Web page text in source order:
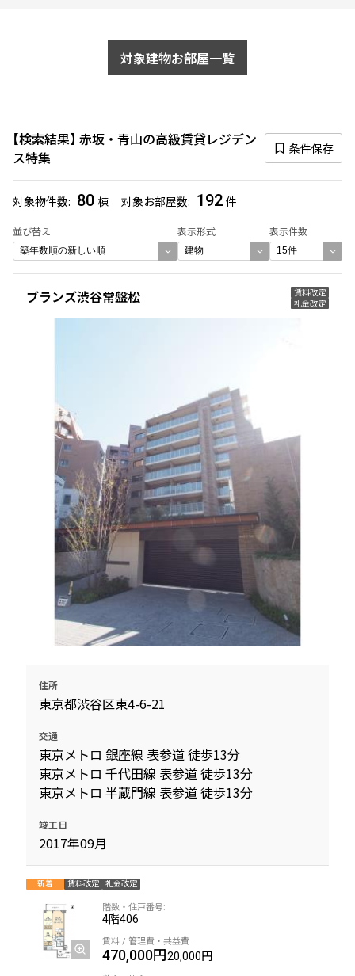
対象建物お部屋一覧
検索結果 赤坂・青山の高級賃貸レジデン
ス特集
条件保存
対象物件数 80 棟 対象お部屋数 192 件
並び替え 表示形式 表示件数
より詳細な絞り込み
建物施設やお部屋の設備、方位、階数などの絞り込みが
設定する
賃料改定
礼金改定
ブランズ渋谷常盤松
住所
東京都渋谷区東4-6-21
交通
東京メトロ 銀座線 表参道 徒歩13分
東京メトロ 千代田線 表参道 徒歩13分
東京メトロ 半蔵門線 表参道 徒歩13分
竣工日
2017年09月
新着 賃料改定 礼金改定
4階406
470,000円20,000円